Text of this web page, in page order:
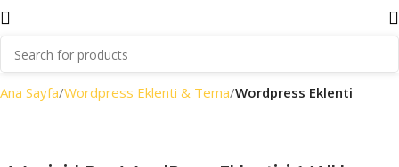
Ana Sayfa Wordpress Eklenti & Tema Wordpress Eklenti